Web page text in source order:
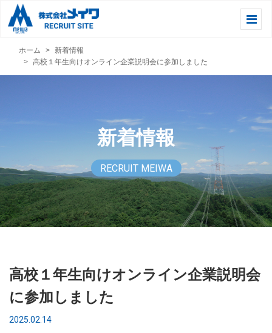
ホーム
新着情報
高校１年生向けオンライン企業説明会に参加しました
新着情報
RECRUIT MEIWA
高校１年生向けオンライン企業説明会
に参加しました
2025.02.14